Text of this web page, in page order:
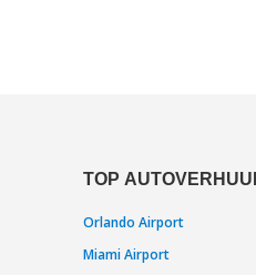
TOP
Orlando Airport
Miami Airport